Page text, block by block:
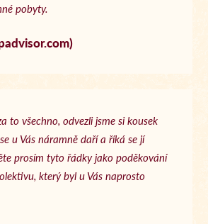
pobyty.
to všechno, odvezli jsme si kousek
u Vás náramně daří a říká se jí
prosím tyto řádky jako poděkování
který byl u Vás naprosto